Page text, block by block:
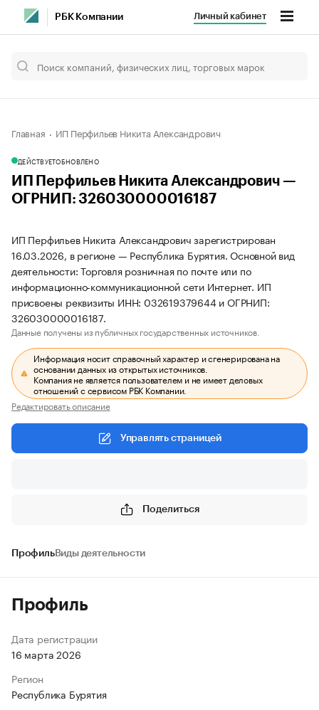
РБК Компании Личный кабинет
Главная ИП Перфильев Никита Александрович
ДЕЙСТВУЕТОБНОВЛЕНО
ИП Перфильев Никита Александрович —
ОГРНИП: 326030000016187
ИП Перфильев Никита Александрович зарегистрирован
16.03.2026, в регионе — Республика Бурятия. Основной вид
деятельности: Торговля розничная по почте или по
информационно-коммуникационной сети Интернет. ИП
присвоены реквизиты ИНН: 032619379644 и ОГРНИП:
326030000016187.
Данные получены из публичных государственных источников.
Информация носит справочный характер и сгенерирована на
основании данных из открытых источников.
Компания не является пользователем и не имеет деловых
отношений с сервисом РБК Компании.
Редактировать описание
Управлять страницей
Поделиться
ПрофильВиды деятельности
Профиль
Дата регистрации
16 марта 2026
Регион
Республика Бурятия